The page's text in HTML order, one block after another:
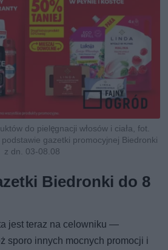
do pielęgnacji włosów i ciała, fot.
gazetki promocyjnej Biedronki
z dn. 03-08.08
Biedronki do 8
jest teraz na celowniku —
sporo innych mocnych promocji i